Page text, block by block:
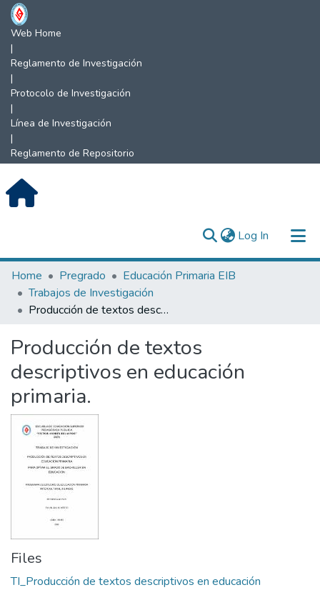
Web Home
|
Reglamento de Investigación
|
Protocolo de Investigación
|
Línea de Investigación
|
Reglamento de Repositorio
Log In (current)
Communities & Collections
All of DSpace
Home Pregrado
Educación Primaria EIB
Trabajos de Investigación
Producción de textos descriptivos en educación primaria.
Producción de textos
descriptivos en educación
primaria.
Files
TI_Producción de textos descriptivos en educación